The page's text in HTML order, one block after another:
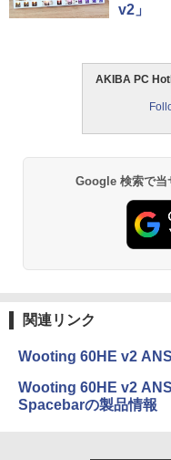
v2」
AKIBA PC
Google 検索で当
関連リンク
Wooting 60HE v2
Wooting 60HE v2
Spacebarの製品情報